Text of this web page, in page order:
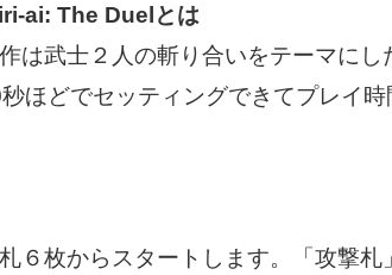
ai: The Duelとは
は武士２人の斬り合いをテーマにし
ほどでセッティングできてプレイ
６枚からスタートします。「攻撃